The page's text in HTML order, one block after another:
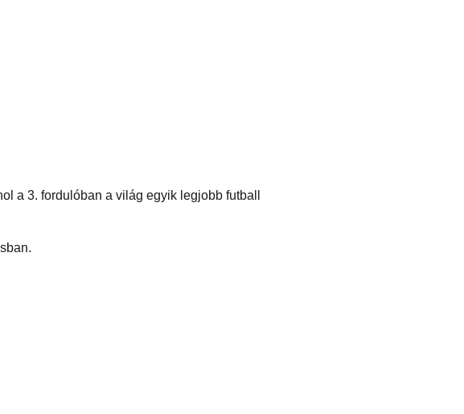
a 3. fordulóban a világ egyik legjobb futball